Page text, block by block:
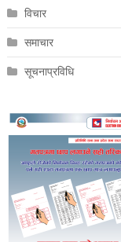
विचार
समाचार
सूचनाप्रविधि